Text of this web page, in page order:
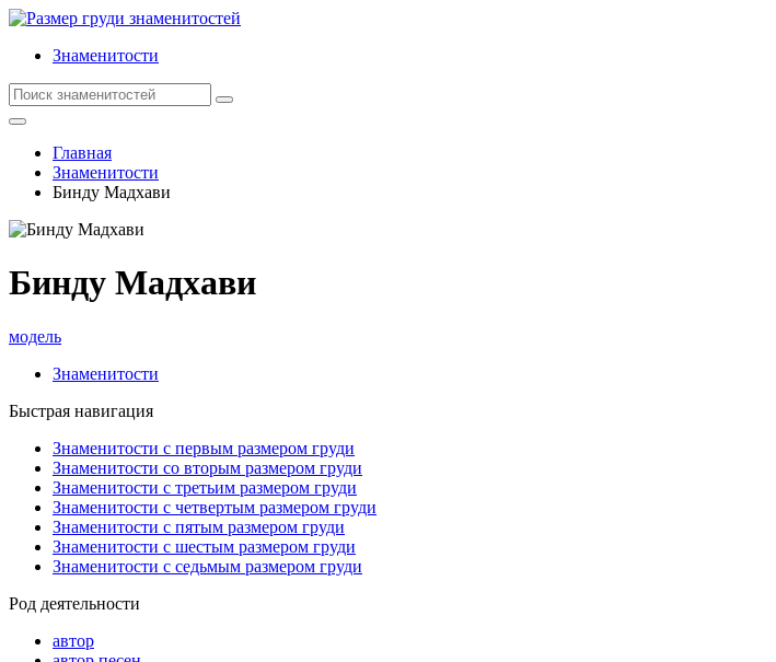
Знаменитости
Главная
Знаменитости
Бинду Мадхави
Бинду Мадхави
модель
Знаменитости
Быстрая навигация
Знаменитости с первым размером груди
Знаменитости со вторым размером груди
Знаменитости с третьим размером груди
Знаменитости с четвертым размером груди
Знаменитости с пятым размером груди
Знаменитости с шестым размером груди
Знаменитости с седьмым размером груди
Род деятельности
автор